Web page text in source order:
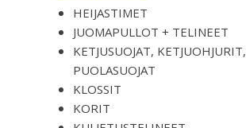
HEIJASTIMET
JUOMAPULLOT + TELINEET
KETJUSUOJAT, KETJUOHJURIT,
PUOLASUOJAT
KLOSSIT
KORIT